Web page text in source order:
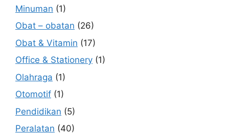
Minuman (1)
Obat – obatan (26)
Obat & Vitamin (17)
Office & Stationery (1)
Olahraga (1)
Otomotif (1)
Pendidikan (5)
Peralatan (40)